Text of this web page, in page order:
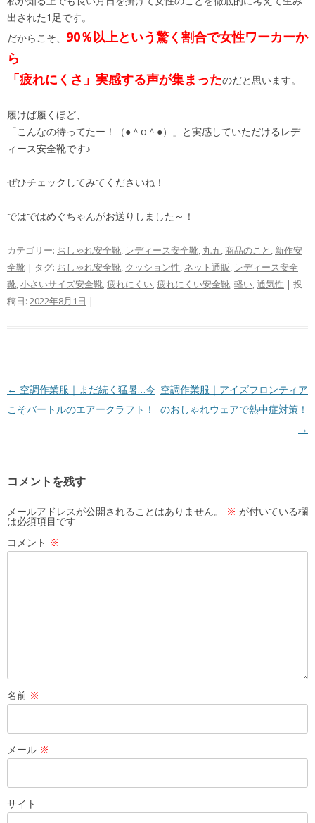
出された1足です。
だからこそ、 90％以上という驚く割合で女性ワーカーか
ら
「疲れにくさ」実感する声が集まったのだと思います。
履けば履くほど、
「こんなの待ってたー！（●＾o＾●）」と実感していただけるレデ
ィース安全靴です♪
ぜひチェックしてみてくださいね！
ではではめぐちゃんがお送りしました～！
カテゴリー: おしゃれ安全靴, レディース安全靴, 丸五,商品のこと , 新作安
全靴 | タグ: おしゃれ安全靴, クッション性, ネット通販, レディース安全
靴,小さいサイズ安全靴,疲れにくい,疲れにくい安全靴,軽い,通気性 | 投
稿日: 2022年8月1日 |
投
稿
ー
シ
ョ
ン
← 空調作業服｜まだ続く猛暑…今
こそバートルのエアークラフト！
空調作業服｜アイズフロンティア
のおしゃれウェアで熱中症対策！
→
コメントを残す
メールアドレスが公開されることはありません。 ※ が付いている欄
は必須項目です
コメント ※
名前 ※
メール ※
サイト